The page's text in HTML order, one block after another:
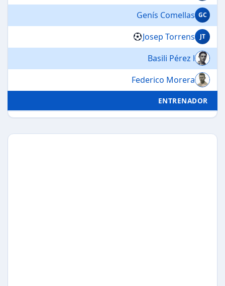
Genís Comellas GC
Josep Torrens JT
Basili Pérez l
Federico Morera
ENTRENADOR